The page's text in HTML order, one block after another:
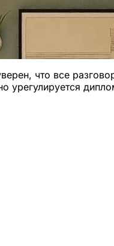
что все
урегулируется